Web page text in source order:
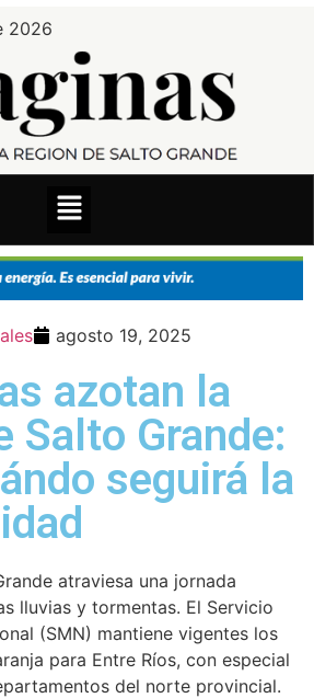
2026
agosto 19, 2025
azotan la
Salto Grande:
seguirá la
atraviesa una jornada
lluvias y tormentas. El Servicio
(SMN) mantiene vigentes los
para Entre Ríos, con especial
del norte provincial.